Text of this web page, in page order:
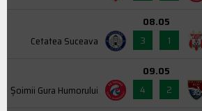
Cetatea Suceava
08.05
3
1
Şoimii Gura Humorului
09.05
4
2